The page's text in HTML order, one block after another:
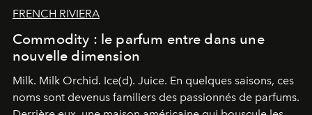
FRENCH RIVIERA
Commodity : le parfum entre dans une
nouvelle dimension
Milk. Milk Orchid. Ice(d). Juice. En quelques saisons, ces
noms sont devenus familiers des passionnés de parfums.